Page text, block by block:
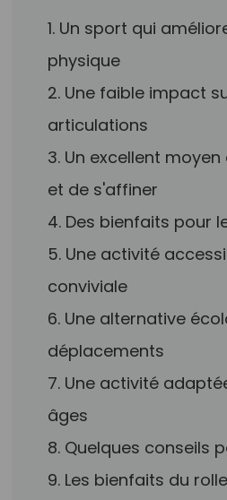
1. Un sport qui
physique
2. Une faible impact
articulations
3. Un excellent
et de s'affiner
4. Des bienfaits pour
5. Une activité
conviviale
6. Une alternative
déplacements
7. Une activité
âges
8. Quelques conseils
9. Les bienfaits du